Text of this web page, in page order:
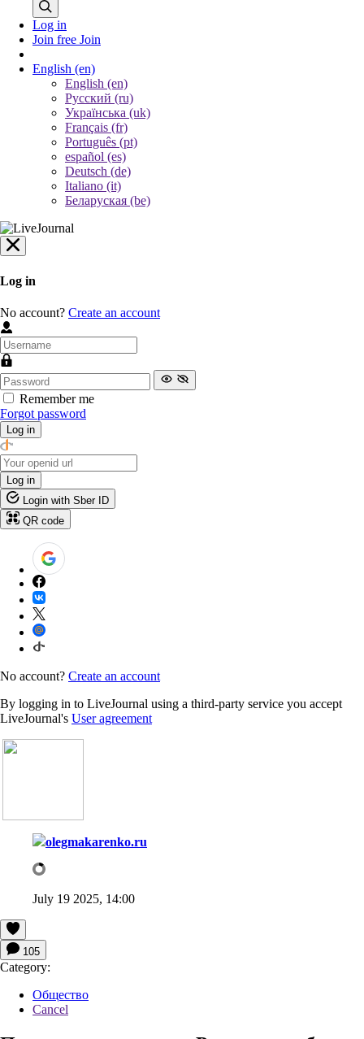
Log in
Join free Join
English (en)
English (en)
Русский (ru)
Українська (uk)
Français (fr)
Português (pt)
español (es)
Deutsch (de)
Italiano (it)
Беларуская (be)
Log in
No account? Create an account
Remember me
Forgot password
Log in
Log in
Login with Sber ID
QR code
No account? Create an account
By logging in to LiveJournal using a third-party service you accept
LiveJournal's User agreement
olegmakarenko.ru
July 19 2025, 14:00
105
Category:
Общество
Cancel